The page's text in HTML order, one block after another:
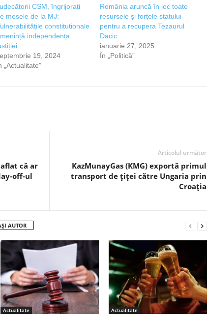
CSM, îngrijorați
mesele de la MJ:
constitutionale
independența
19, 2024
„Actualitate”
România aruncă în joc toate
resursele și forțele statului
pentru a recupera Tezaurul
Dacic
ianuarie 27, 2025
În „Politică”
că ar
off-ul
Articolul următor
KazMunayGas (KMG) exportă primul
transport de țiței către Ungaria prin
Croația
AUTOR
Actualitate Actualitate